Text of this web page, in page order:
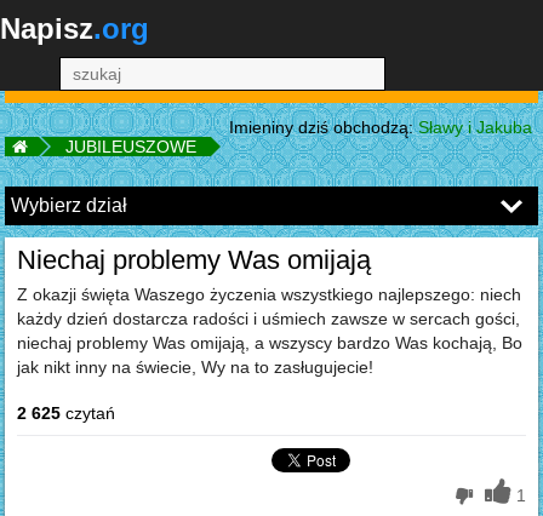
Napisz.org
Imieniny dziś obchodzą:Sławy i Jakuba
JUBILEUSZOWE
Niechaj problemy Was omijają
Z okazji święta Waszego życzenia wszystkiego najlepszego: niech
każdy dzień dostarcza radości i uśmiech zawsze w sercach gości,
niechaj problemy Was omijają, a wszyscy bardzo Was kochają, Bo
jak nikt inny na świecie, Wy na to zasługujecie!
2 625 czytań
1